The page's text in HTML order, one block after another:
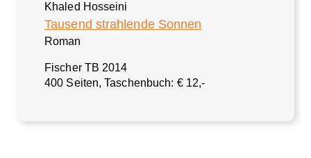
Khaled Hosseini
Tausend strahlende Sonnen
Roman
Fischer TB 2014
400 Seiten, Taschenbuch: € 12,-